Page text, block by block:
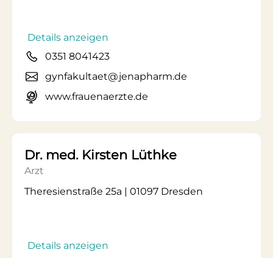
Details anzeigen
0351 8041423
gynfakultaet@jenapharm.de
www.frauenaerzte.de
Dr. med. Kirsten Lüthke
Arzt
Theresienstraße 25a | 01097 Dresden
Details anzeigen